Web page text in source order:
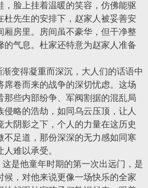
，脸上挂着温暖的笑容，仿佛能驱
杜先生的安排下，赵家人被妥善安
厢房里。房间虽不豪华，但干净整
的气息。杜家还特意为赵家人准备
渐变得凝重而深沉，大人们的话语中
席卷而来的战争的深切忧虑。这场
那些内部纷争、军阀割据的混乱局
侵略的浩劫，如同乌云压顶，让人
大阴影之下，个人的力量在这历史
不足道，那份深深的无力感如同寒
难以承受。
是他童年时期的第一次出远门，是
候，对他来说更像一场快乐的全家